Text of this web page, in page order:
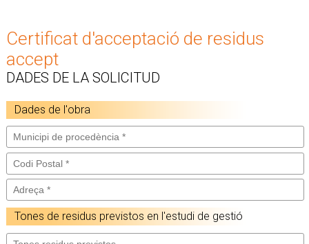
Certificat d'acceptació de residus
accept
DADES DE LA SOLICITUD
Dades de l'obra
Tones de residus previstos en l'estudi de gestió